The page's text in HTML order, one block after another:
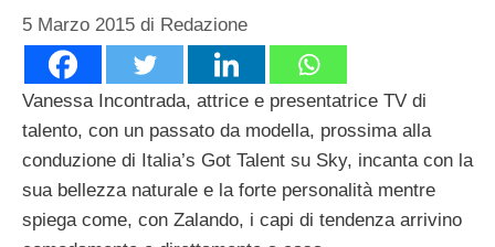
5 Marzo 2015 di Redazione
Vanessa Incontrada, attrice e presentatrice TV di
talento, con un passato da modella, prossima alla
conduzione di Italia’s Got Talent su Sky, incanta con la
sua bellezza naturale e la forte personalità mentre
spiega come, con Zalando, i capi di tendenza arrivino